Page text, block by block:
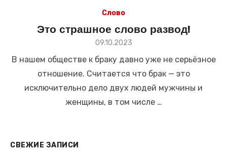
Слово
Это страшное слово развод!
Размещено
09.10.2023
В нашем обществе к браку давно уже не серьёзное
отношение. Считается что брак — это
исключительно дело двух людей мужчины и
женщины, в том числе …
СВЕЖИЕ ЗАПИСИ